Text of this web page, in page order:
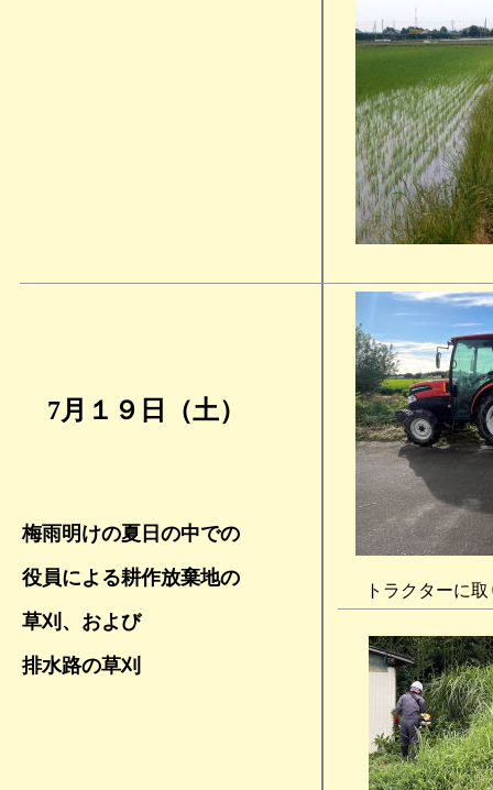
トラクターに
7月１９日 （土）
梅雨明けの夏日の中での
役員による耕作放棄地の
草刈、および
排水路の草刈